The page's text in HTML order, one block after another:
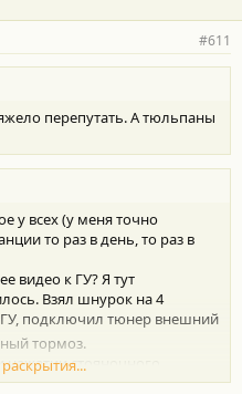
#611
перепутать. А тюльпаны
у всех (у меня точно
то раз в день, то раз в
видео к ГУ? Я тут
Взял шнурок на 4
ГУ, подключил тюнер внешний
тормоз.
нажатии стояночного
нет. Просто тёмный экран.